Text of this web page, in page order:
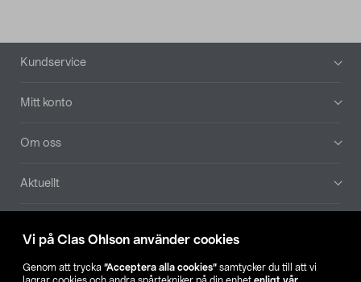
Vi på Clas Ohlson använder cookies
Genom att trycka ”Acceptera alla cookies” samtycker du till att vi
Sidfot
Kundservice
Mitt konto
Om oss
Aktuellt
Hitta butik